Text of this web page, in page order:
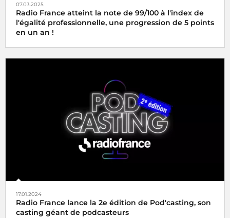
07.03.2025
Radio France atteint la note de 99/100 à l'index de
l'égalité professionnelle, une progression de 5 points
en un an !
17.01.2024
Radio France lance la 2e édition de Pod'casting, son
casting géant de podcasteurs